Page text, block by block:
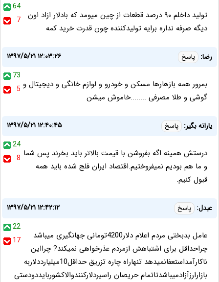
64
7
تولید داخلم ۹۰ درصد قطعات از چین میومد که بادلار ازاد اون
دیگه صرفه نداره برایه تولیدکننده چون قدرت خرید کمه
رضا: پاسخ
۱۳۹۷/۵/۲۱ ۱۲:۰۳:۲۶
73
5 بمرور همه بازهارها مسکن و خودرو و لوازم خانگی و دیجیتال و
گوشی و طلا مصرفی ........خاموش میشن
یارانه بگیر: پاسخ
۱۳۹۷/۵/۲۱ ۱۲:۴۰:۴۵
24
8 درستش همینه اگه بفروشن با قیمت بالاتر باید بخرند پس شما
و ما هم بودیم نمیفروختیم.اقتصاد ایران فلج شده باید همه
قبول کنیم.
عبدل: پاسخ
۱۳۹۷/۵/۲۱ ۱۲:۴۲:۱۲
22
17
عامل بدبختی مردم اعلام دلار4200تومانی جهانگیری میباشد
چراحداقل برای اشتباهش ازمردم عذرخواهی نمیکند? چرااین
ناکارآمداستعفانمیدهد تنهاراه چاره تزریق حداقل10میلیارددلاربه
بازارارزآزادمیباشدتاتمام حریصان راسیردلارکنندوالاکشوربایددودستی